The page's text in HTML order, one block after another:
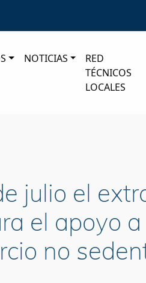
NOTICIAS
RED
TÉCNICOS
LOCALES
julio el
el apoyo
no